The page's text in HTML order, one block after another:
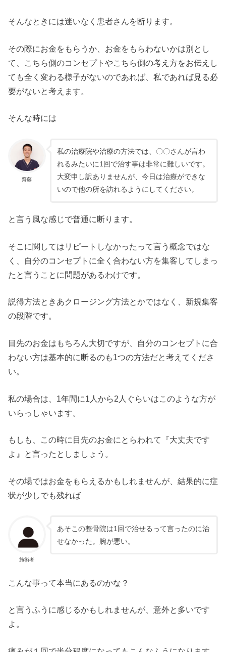
そんなときには迷いなく患者さんを断ります。
その際にお金をもらうか、お金をもらわないかは別とし
て、こちら側のコンセプトやこちら側の考え方をお伝えし
ても全く変わる様子がないのであれば、私であれば見る必
要がないと考えます。
そんな時には
齋藤
私の治療院や治療の方法では、〇〇さんが言わ
れるみたいに1回で治す事は非常に難しいです。
大変申し訳ありませんが、今日は治療ができな
いので他の所を訪れるようにしてください。
と言う風な感じで普通に断ります。
そこに関してはリピートしなかったって言う概念ではな
く、自分のコンセプトに全く合わない方を集客してしまっ
たと言うことに問題があるわけです。
説得方法ときあクロージング方法とかではなく、新規集客
の段階です。
目先のお金はもちろん大切ですが、自分のコンセプトに合
わない方は基本的に断るのも1つの方法だと考えてくださ
い。
私の場合は、1年間に1人から2人ぐらいはこのような方が
いらっしゃいます。
もしも、この時に目先のお金にとらわれて『大丈夫です
よ』と言ったとしましょう。
その場ではお金をもらえるかもしれませんが、結果的に症
状が少しでも残れば
施術者
あそこの整骨院は1回で治せるって言ったのに治
せなかった。腕が悪い。
こんな事って本当にあるのかな？
と言うふうに感じるかもしれませんが、意外と多いです
よ。